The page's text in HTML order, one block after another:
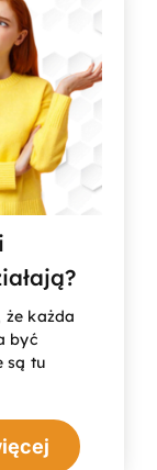
że każda
być
są tu